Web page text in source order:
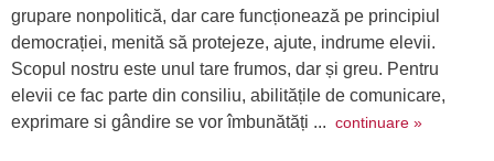
grupare nonpolitică, dar care funcționează pe principiul
democrației, menită să protejeze, ajute, indrume elevii.
Scopul nostru este unul tare frumos, dar și greu. Pentru
elevii ce fac parte din consiliu, abilitățile de comunicare,
exprimare si gândire se vor îmbunătăți ... continuare »